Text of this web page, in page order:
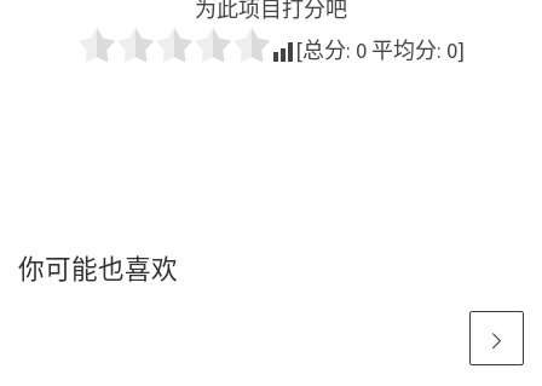
为此项目打分吧
[总分: 0 平均分: 0]
你可能也喜欢